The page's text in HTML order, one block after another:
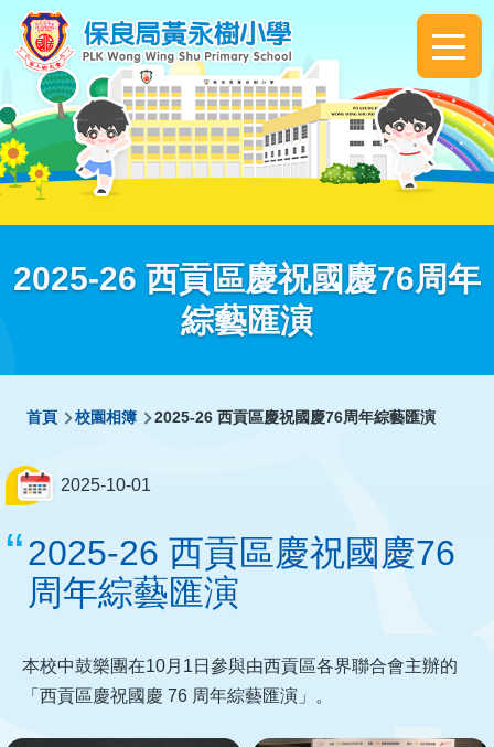
移至主內容
Main
navigation
2025-26 西貢區慶祝國慶76周年
綜藝匯演
導
連
結
首頁 校園相簿 2025-26 西貢區慶祝國慶76周年綜藝匯演
2025-10-01
2025-26 西貢區慶祝國慶76
周年綜藝匯演
本校中鼓樂團在10月1日參與由西貢區各界聯合會主辦的
「西貢區慶祝國慶 76 周年綜藝匯演」。